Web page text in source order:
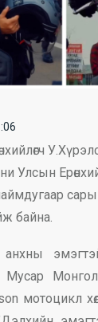
Улсын
байна.
эмэгтэй
Монгол
мотоцикл